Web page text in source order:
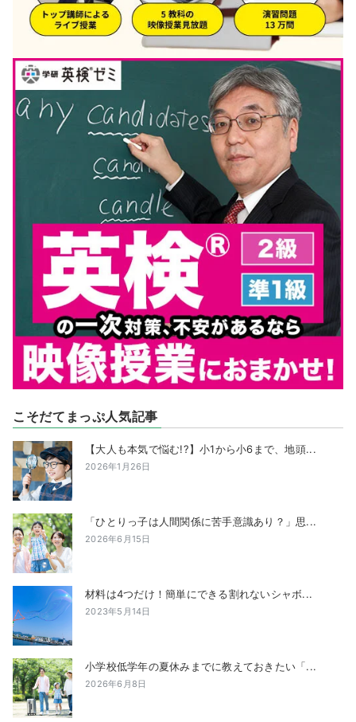
こそだてまっぷ人気記事
【大人も本気で悩む!?】小1から小6まで、地頭...
2026年1月26日
「ひとりっ子は人間関係に苦手意識あり？」思...
2026年6月15日
材料は4つだけ！簡単にできる割れないシャボ...
2023年5月14日
小学校低学年の夏休みまでに教えておきたい「...
2026年6月8日